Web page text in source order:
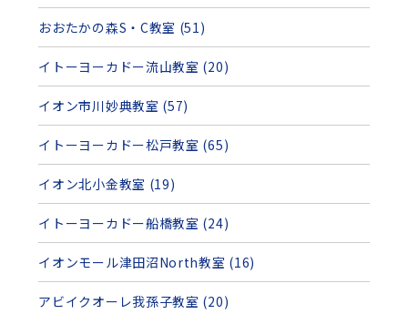
おおたかの森S・C教室 (51)
イトーヨーカドー流山教室 (20)
イオン市川妙典教室 (57)
イトーヨーカドー松戸教室 (65)
イオン北小金教室 (19)
イトーヨーカドー船橋教室 (24)
イオンモール津田沼North教室 (16)
アビイクオーレ我孫子教室 (20)